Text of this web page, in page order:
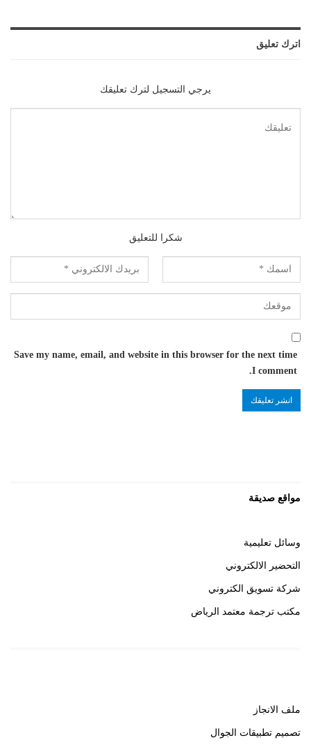
اترك تعليق
يرجي التسجيل لترك تعليقك
شكرا للتعليق
Save my name, email, and website in this browser for the next time
I comment.
مواقع صديقة
وسائل تعليمية
التحضير الالكتروني
شركة تسويق الكتروني
مكتب ترجمة معتمد الرياض
ملف الانجاز
تصميم تطبيقات الجوال